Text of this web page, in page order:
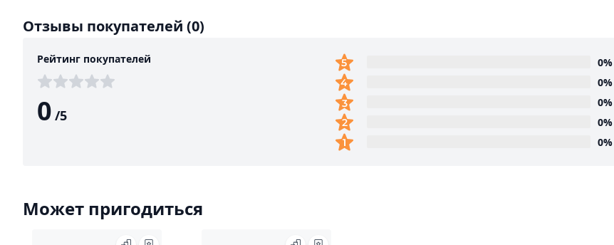
Отзывы покупателей (0)
Рейтинг покупателей
0 /5
0%
0%
0%
0%
0%
Может пригодиться